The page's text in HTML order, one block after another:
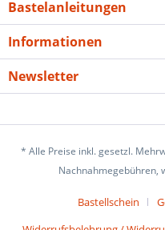
Bastelanleitungen
Informationen
Newsletter
* Alle Preise inkl. gesetzl.
Nachnahmegebühren,
Bastellschein